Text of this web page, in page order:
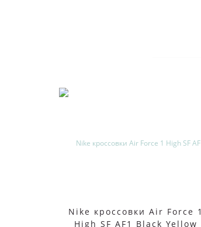
Nike кроссовки Air Force 1
High SF AF1 Black Yellow